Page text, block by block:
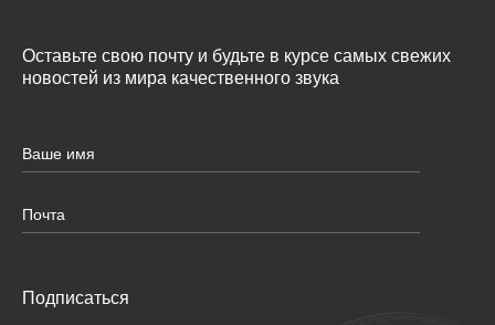
Оставьте свою почту и будьте в курсе самых свежих
новостей из мира качественного звука
Подписаться